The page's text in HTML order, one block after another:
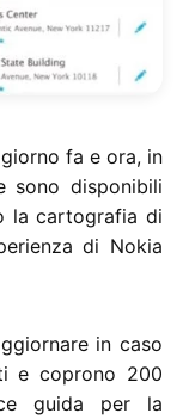
fa e ora, in
sono disponibili
la cartografia di
di Nokia
in caso
e coprono 200
guida per la